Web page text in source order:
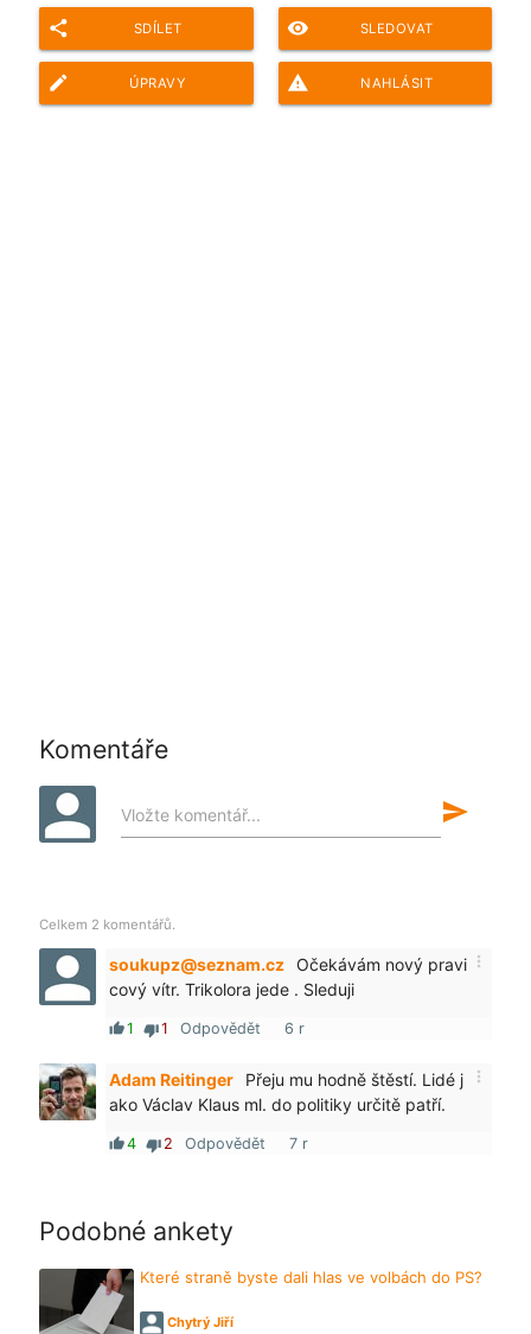
share SDÍLET remove_red_eye SLEDOVAT
edit ÚPRAVY report_problem NAHLÁSIT
Komentáře
Vložte komentář... send
Celkem 2 komentářů.
soukupz@seznam.cz more_vert
Očekávám nový pravi
cový vítr. Trikolora jede . Sleduji
thumb_up1 thumb_down1 Odpovědět 6 r
Adam Reitinger more_vert
Přeju mu hodně štěstí. Lidé j
ako Václav Klaus ml. do politiky určitě patří.
thumb_up4 thumb_down 2 Odpovědět 7 r
Podobné ankety
Které straně byste dali hlas ve volbách do PS?
Chytrý Jiří